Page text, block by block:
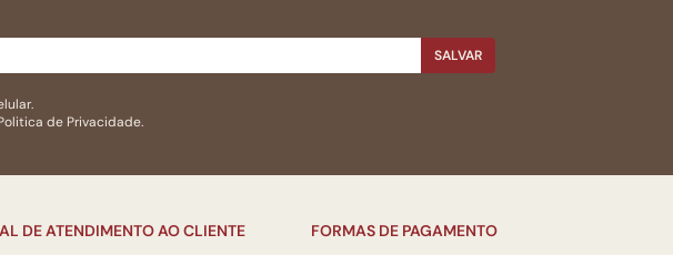
SALVAR
de Privacidade.
DE ATENDIMENTO AO CLIENTE FORMAS DE PAGAMENTO